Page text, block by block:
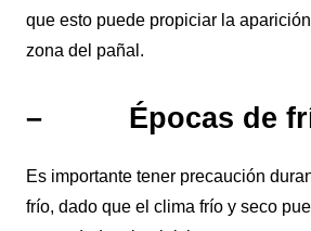
que esto puede propiciar la
zona del pañal.
– Épocas de
Es importante tener precaución
frío, dado que el clima frío y seco